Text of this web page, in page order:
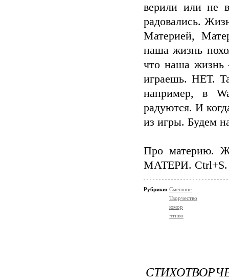
верили или не
радовались.
Материей,
наша жизнь
что наша
играешь. НЕТ.
например, в
радуются. И
из игры. Будем
Про материю.
МАТЕРИ. Ctrl+S.
Рубрики: Смешное
Творчество
юмор
чтиво